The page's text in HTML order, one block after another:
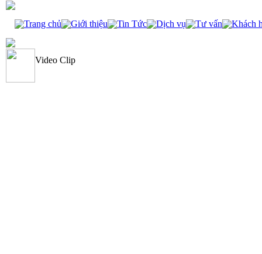
Trang chủ Giới thiệu Tin Tức Dịch vụ Tư vấn Khách
Video Clip